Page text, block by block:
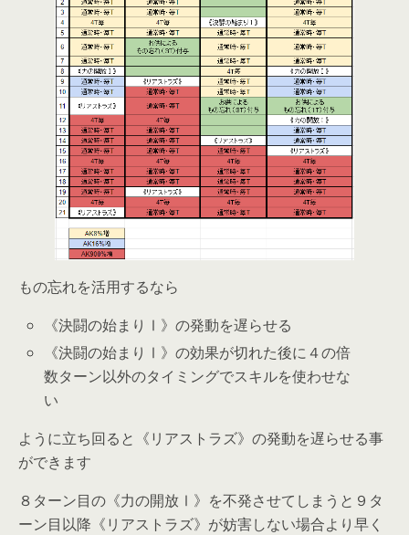
もの忘れを活用するなら
《決闘の始まりⅠ》の発動を遅らせる
《決闘の始まりⅠ》の効果が切れた後に４の倍
数ターン以外のタイミングでスキルを使わせな
い
ように立ち回ると《リアストラズ》の発動を遅らせる事
ができます
８ターン目の《力の開放Ⅰ》を不発させてしまうと９タ
ーン目以降《リアストラズ》が妨害しない場合より早く